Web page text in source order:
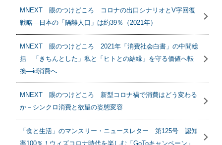
MNEXT 眼のつけどころ コロナの出口シナリオとV字回復
戦略―日本の「隔離人口」は約39％（2021年）
MNEXT 眼のつけどころ 2021年「消費社会白書」の中間総
括 「きちんとした」私と「ヒトとの結縁」を守る価値へ転
換―id消費へ
MNEXT 眼のつけどころ 新型コロナ禍で消費はどう変わる
か－シンクロ消費と欲望の姿態変容
「食と生活」のマンスリー・ニュースレター 第125号 認知
率100％！ウィズコロナ時代を楽しむ「GoToキャンペーン」